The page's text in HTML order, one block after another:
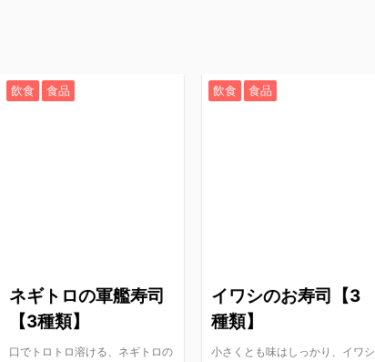
飲食 食品
ネギトロの軍艦寿司
【3種類】
口でトロトロ溶ける、ネギトロの
飲食 食品
イワシのお寿司【3
種類】
小さくとも味はしっかり、イワシ